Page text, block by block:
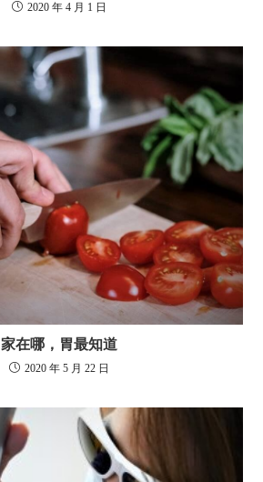
2020 年 4 月 1 日
家在哪，胃最知道
2020 年 5 月 22 日